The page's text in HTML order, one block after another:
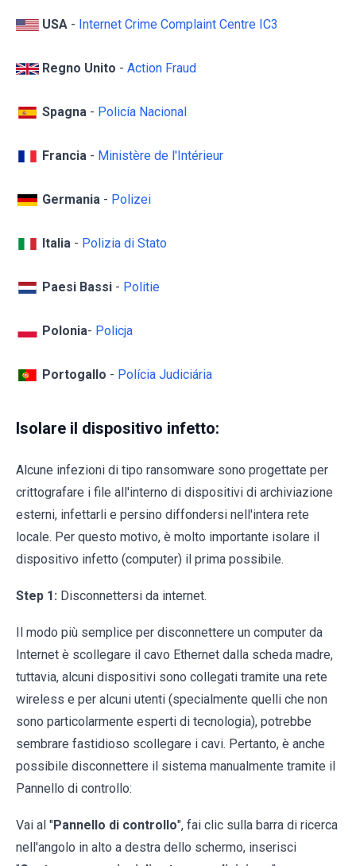
USA - Internet Crime Complaint Centre IC3
Regno Unito - Action Fraud
Spagna - Policía Nacional
Francia - Ministère de l'Intérieur
Germania - Polizei
Italia - Polizia di Stato
Paesi Bassi - Politie
Polonia- Policja
Portogallo - Polícia Judiciária
Isolare il dispositivo infetto:
Alcune infezioni di tipo ransomware sono progettate per
crittografare i file all'interno di dispositivi di archiviazione
esterni, infettarli e persino diffondersi nell'intera rete
locale. Per questo motivo, è molto importante isolare il
dispositivo infetto (computer) il prima possibile.
Step 1: Disconnettersi da internet.
Il modo più semplice per disconnettere un computer da
Internet è scollegare il cavo Ethernet dalla scheda madre,
tuttavia, alcuni dispositivi sono collegati tramite una rete
wireless e per alcuni utenti (specialmente quelli che non
sono particolarmente esperti di tecnologia), potrebbe
sembrare fastidioso scollegare i cavi. Pertanto, è anche
possibile disconnettere il sistema manualmente tramite il
Pannello di controllo:
Vai al "Pannello di controllo", fai clic sulla barra di ricerca
nell'angolo in alto a destra dello schermo, inserisci